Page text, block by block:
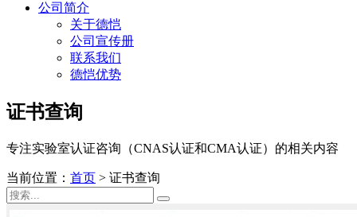
公司简介
关于德恺
公司宣传册
联系我们
德恺优势
证书查询
专注实验室认证咨询（CNAS认证和CMA认证）的相关内容
当前位置： 首页 > 证书查询